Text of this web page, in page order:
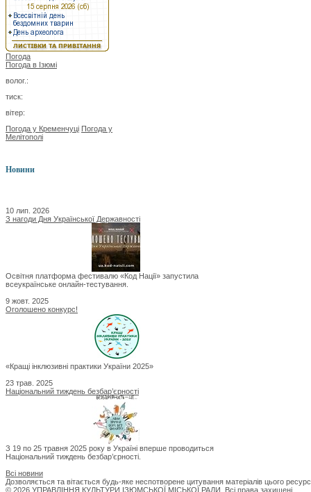
Погода
Погода в Ізюмі
волог.:
тиск:
вітер:
Погода у Кременчуці Погода у
Мелітополі
Новини
10 лип. 2026
З нагоди Дня Української Державності
Освітня платформа фестивалю «Код Нації» запустила
всеукраїнське онлайн-тестування.
9 жовт. 2025
Оголошено конкурс!
«Кращі інклюзивні практики України 2025»
23 трав. 2025
Національний тиждень безбар’єрності
З 19 по 25 травня 2025 року в Україні вперше проводиться
Національний тиждень безбар’єрності.
Всі новини
Дозволяється та вітається будь-яке неспотворене цитування матеріалів цього
© 2026 УПРАВЛІННЯ КУЛЬТУРИ ІЗЮМСЬКОЇ МІСЬКОЇ РАДИ. Всі права захищені.